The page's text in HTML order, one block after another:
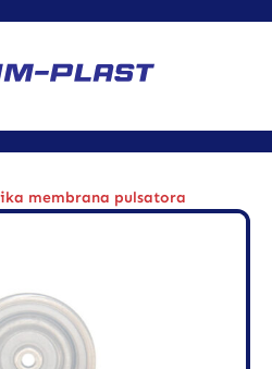
membrana pulsatora